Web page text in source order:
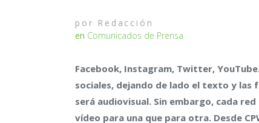
por Redacción
en Comunicados de Prensa
Facebook, Instagram, Twitter,
sociales, dejando de lado el texto y las
será audiovisual. Sin embargo, cada
vídeo para una que para otra. Desde